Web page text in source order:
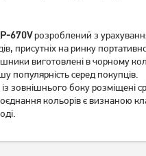
RB-
Blue
Навушники
HX220BEE-K
670Vрозроблений з
присутніх на ринку
виготовлені в чорному
популярність серед покупців.
зовнішнього боку розміщені
кольорів є визнаною